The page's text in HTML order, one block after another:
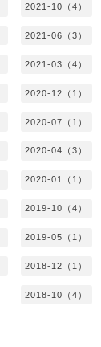
2021-10（4）
2021-06（3）
2021-03（4）
2020-12（1）
2020-07（1）
2020-04（3）
2020-01（1）
2019-10（4）
2019-05（1）
2018-12（1）
2018-10（4）